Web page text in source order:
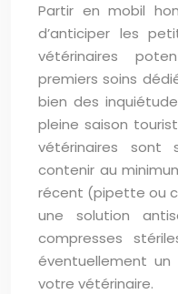
Partir en mobil
d’anticiper les
vétérinaires
premiers soins
bien des
pleine saison
vétérinaires sont
contenir au
récent (pipette ou
une solution
compresses
éventuellement un
votre vétérinaire.